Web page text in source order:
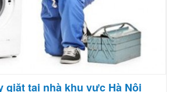
giặt tại nhà khu vực Hà Nội